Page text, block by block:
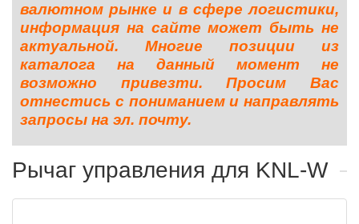
валютном рынке и в сфере логистики,
информация на сайте может быть не
актуальной. Многие позиции из
каталога на данный момент не
возможно привезти. Просим Вас
отнестись с пониманием и направлять
запросы на эл. почту.
Рычаг управления для KNL-W